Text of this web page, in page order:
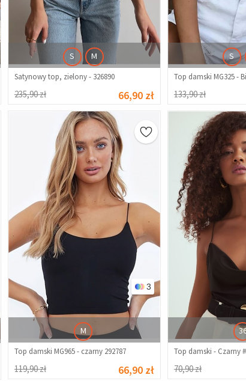
S M
Satynowy top, zielony - 326890
235,90 zł 66,90 zł
S
Top damski MG325 -
133,90 zł
3
M
Top damski MG965 - czarny 292787
119,90 zł 66,90 zł
Top damski - Czarny
70,90 zł